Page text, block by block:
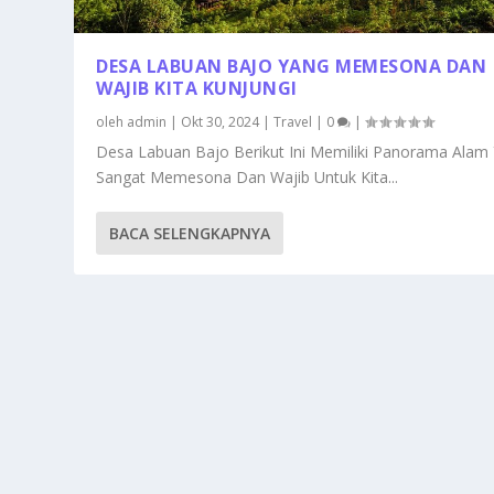
DESA LABUAN BAJO YANG MEMESONA DAN
WAJIB KITA KUNJUNGI
oleh admin | Okt 30, 2024|Travel | 0 |
Desa Labuan Bajo Berikut Ini Memiliki Panorama Alam
Sangat Memesona Dan Wajib Untuk Kita...
BACA SELENGKAPNYA